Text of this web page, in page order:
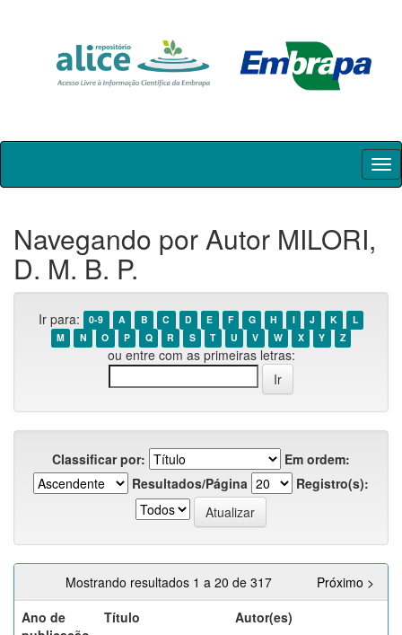
Skip
Navegando por Autor MILORI,
D. M. B. P.
Ir para: 0-9 A B C D E F G H I J K
L
M
N O P Q R S T U V W X Y Z
ou entre com as primeiras letras:
Classificar por:
Em ordem:
Resultados/Página
Registro(s):
Mostrando resultados 1 a 20 de 317
Próximo >
Ano de
Título Autor(es)